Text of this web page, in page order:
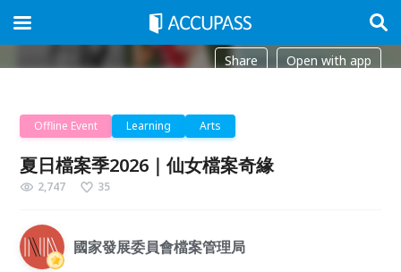
Share Open with app
Offline Event Learning Arts
夏日檔案季2026｜仙女檔案奇緣
2,747 35
國家發展委員會檔案管理局